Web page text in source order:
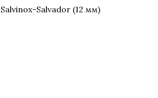
Salvador (12 мм)